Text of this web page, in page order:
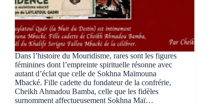
Dans l’histoire du Mouridisme, rares sont les figures
féminines dont l’empreinte spirituelle résonne avec
autant d’éclat que celle de Sokhna Maïmouna
Mbacké. Fille cadette du fondateur de la confrérie,
Cheikh Ahmadou Bamba, celle que les fidèles
surnomment affectueusement Sokhna Maï…